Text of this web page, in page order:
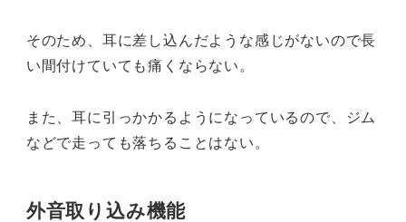
そのため、耳に差し込んだような感じがないので長
い間付けていても痛くならない。
また、耳に引っかかるようになっているので、ジム
などで走っても落ちることはない。
外音取り込み機能